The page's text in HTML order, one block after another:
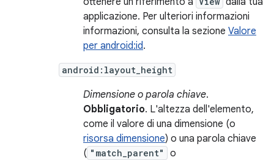
applicazione. Per ulteriori informazioni
informazioni, consulta la sezione Valore
per android:id.
android:layout_height
Dimensione o parola chiave.
Obbligatorio. L'altezza dell'elemento,
come il valore di una dimensione (o
risorsa dimensione) o una parola chiave
( "match_parent" o